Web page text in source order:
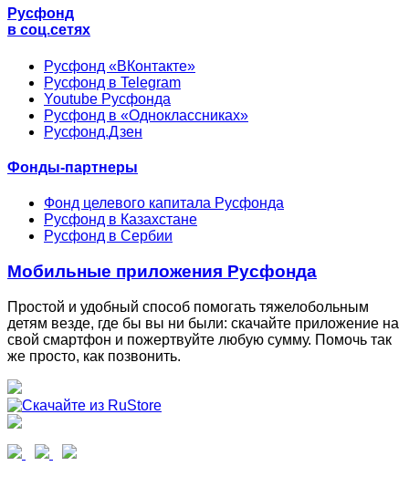
Русфонд
в соц.сетях
Русфонд «ВКонтакте»
Русфонд в Telegram
Youtube Русфонда
Русфонд в «Одноклассниках»
Русфонд.Дзен
Фонды-партнеры
Фонд целевого капитала Русфонда
Русфонд в Казахстане
Русфонд в Сербии
Мобильные приложения Русфонда
Простой и удобный способ помогать тяжелобольным
детям везде, где бы вы ни были: скачайте приложение на
свой смартфон и пожертвуйте любую сумму. Помочь так
же просто, как позвонить.